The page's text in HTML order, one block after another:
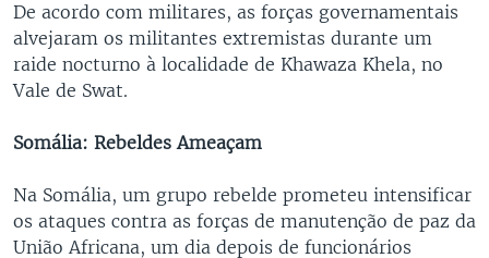
De acordo com militares, as forças governamentais
alvejaram os militantes extremistas durante um
raide nocturno à localidade de Khawaza Khela, no
Vale de Swat.
Somália: Rebeldes Ameaçam
Na Somália, um grupo rebelde prometeu intensificar
os ataques contra as forças de manutenção de paz da
União Africana, um dia depois de funcionários